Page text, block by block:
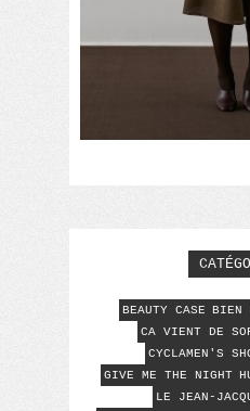
BEAUTY CASE BIEN
CA VIENT DE
CYCLAMEN'S
GIVE ME THE NIGHT
LE JEAN-